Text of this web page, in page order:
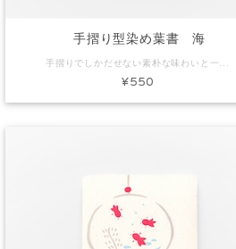
手摺り型染め葉書 海
¥550